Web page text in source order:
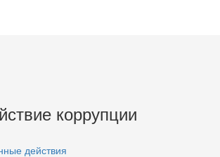
коррупции
действия